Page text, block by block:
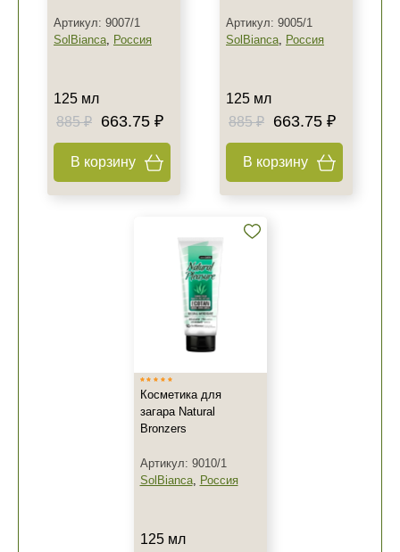
Артикул: 9007/1
SolBianca, Россия
125 мл
885 ₽
663.75 ₽
В корзину
Артикул: 9005/1
SolBianca, Россия
125 мл
885 ₽
663.75 ₽
В корзину
Косметика для
загара Natural
Bronzers
Артикул: 9010/1
SolBianca, Россия
125 мл
+7 (495) 640-58-89